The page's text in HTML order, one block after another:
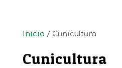
Inicio / Cunicultura
Cunicultura